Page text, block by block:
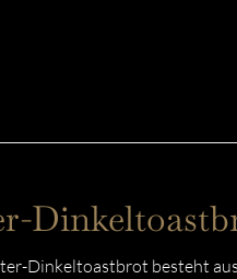
Dinkeltoastbrot besteht